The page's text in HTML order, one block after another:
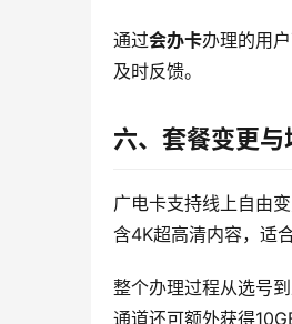
通过会办卡办理的用
及时反馈。
六、套餐变更与
广电卡支持线上自由
含4K超高清内容，适
整个办理过程从选号
通道还可额外获得